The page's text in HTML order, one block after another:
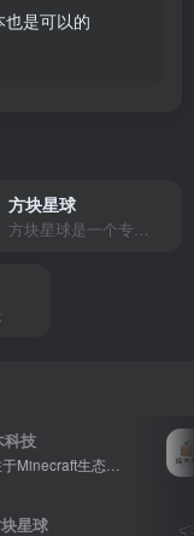
是可以的
方块星球
方块星球是一个专注于我的世界的中文论坛，提供丰富的资源分享、玩家交流和创意展示，包括地图、皮肤、数据包等内容，打造Minecraft玩家的专属社区乐园！
专注于Minecraft生态建设
方块星球